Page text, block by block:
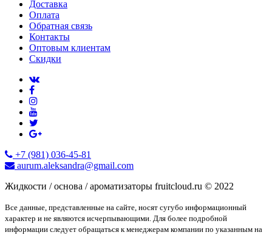
Доставка
Оплата
Обратная связь
Контакты
Оптовым клиентам
Скидки
+7 (981) 036-45-81
aurum.aleksandra@gmail.com
Жидкости / основа / ароматизаторы fruitcloud.ru © 2022
Все данные, представленные на сайте, носят сугубо информационный
характер и не являются исчерпывающими. Для более подробной
информации следует обращаться к менеджерам компании по указанным на